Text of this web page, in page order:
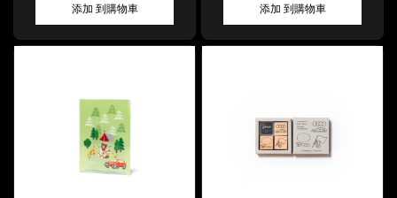
添加 到購物車 添加 到購物車